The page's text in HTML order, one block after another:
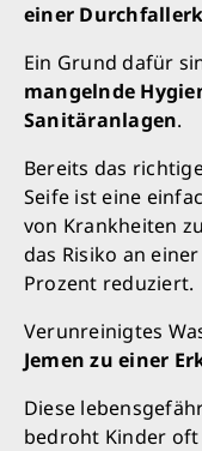
einer
Ein Grund dafür
mangelnde
Sanitäranlagen.
Bereits das
Seife ist eine
von Krankheiten
das Risiko an
Prozent reduziert.
Verunreinigtes
Jemen zu einer
Diese
bedroht Kinder